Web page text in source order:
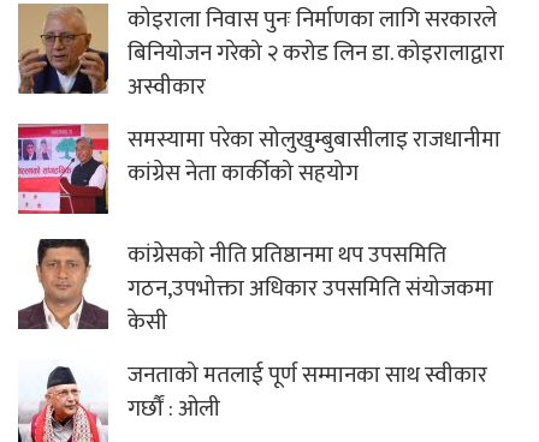
कोइराला निवास पुनः निर्माणका लागि सरकारले
बिनियोजन गरेको २ करोड लिन डा. कोइरालाद्वारा
अस्वीकार
समस्यामा परेका सोलुखुम्बुबासीलाइ राजधानीमा
कांग्रेस नेता कार्कीको सहयोग
कांग्रेसको नीति प्रतिष्ठानमा थप उपसमिति
गठन,उपभोक्ता अधिकार उपसमिति संयोजकमा
केसी
जनताको मतलाई पूर्ण सम्मानका साथ स्वीकार
गर्छौं : ओली